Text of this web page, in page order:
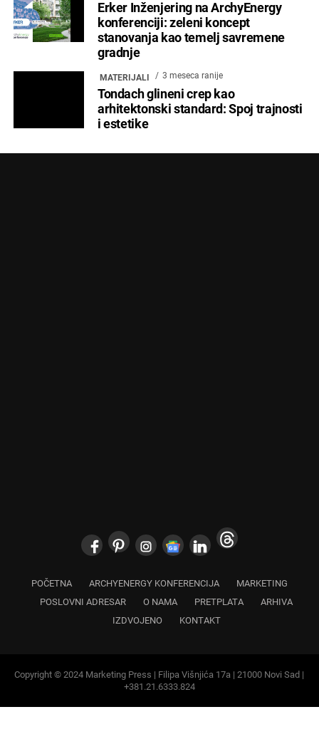
Erker Inženjering na ArchyEnergy
konferenciji: zeleni koncept
stanovanja kao temelj savremene
gradnje
MATERIJALI 3 meseca ranije
Tondach glineni crep kao
arhitektonski standard: Spoj trajnosti
i estetike
POSLOVNI ADRESAR
O NAMA PRETPLATA
+381.21.6333.824